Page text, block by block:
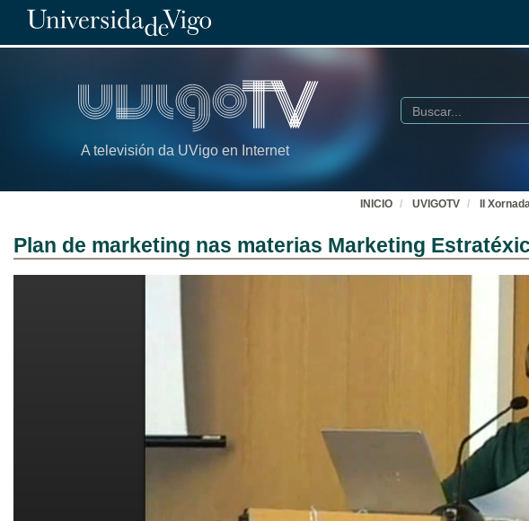
A televisión da UVigo en Internet
Buscar
INICIO UVIGOTV II
Plan de marketing nas materias Marketing